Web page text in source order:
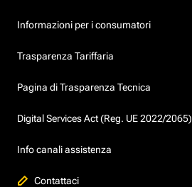
Informazioni per i consumatori
Trasparenza Tariffaria
Pagina di Trasparenza Tecnica
Digital Services Act (Reg. UE 2022/2065)
Info canali assistenza
Contattaci